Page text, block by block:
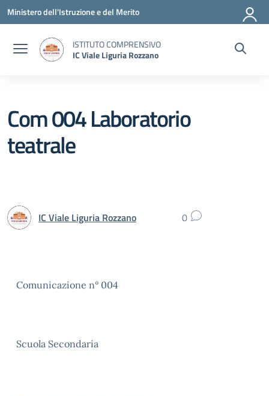
Vai ai contenuti
Vai al menu di navigazione
Vai al footer
Ministero dell'Istruzione e del Merito
ISTITUTO COMPRENSIVO
IC Viale Liguria Rozzano
Com 004 Laboratorio
teatrale
IC Viale Liguria Rozzano 0
Comunicazione n° 004
Scuola Secondaria